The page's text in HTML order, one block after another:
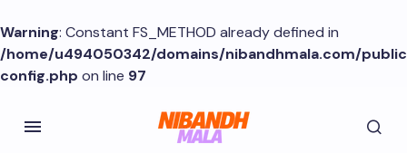
Warning: Constant FS_METHOD already defined in
/home/u494050342/domains/nibandhmala.com/
config.php on line 97